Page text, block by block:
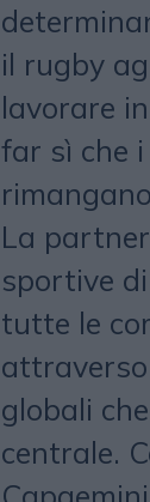
il rugby
lavorare
far sì che
La
sportive
tutte le
globali
centrale.